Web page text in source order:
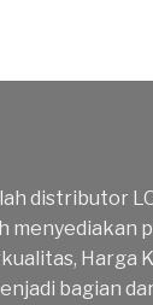
distributor
menyediakan
Harga
bagian